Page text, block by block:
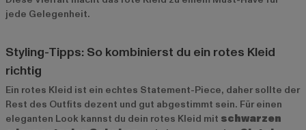
jede Gelegenheit.
Styling-Tipps: So kombinierst du ein rotes Kleid
richtig
Ein rotes Kleid ist ein echtes Statement-Piece, daher sollte der
Rest des Outfits dezent und gut abgestimmt sein. Für einen
eleganten Look kannst du dein rotes Kleid mit schwarzen